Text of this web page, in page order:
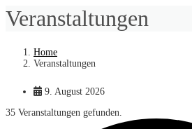
Veranstaltungen
Home
Veranstaltungen
9. August 2026
35 Veranstaltungen gefunden.